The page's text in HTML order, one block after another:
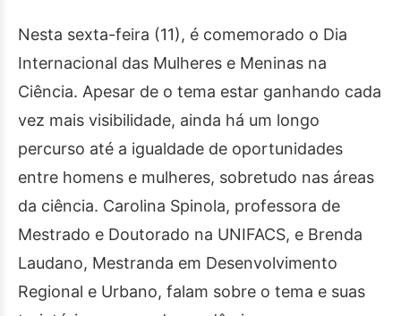
Nesta sexta-feira (11), é comemorado o Dia
Internacional das Mulheres e Meninas na
Ciência. Apesar de o tema estar ganhando cada
vez mais visibilidade, ainda há um longo
percurso até a igualdade de oportunidades
entre homens e mulheres, sobretudo nas áreas
da ciência. Carolina Spinola, professora de
Mestrado e Doutorado na UNIFACS, e Brenda
Laudano, Mestranda em Desenvolvimento
Regional e Urbano, falam sobre o tema e suas